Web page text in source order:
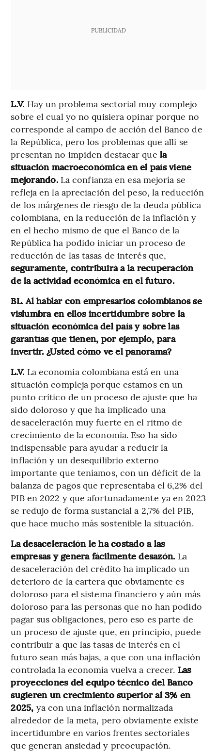
PUBLICIDAD
L.V. Hay un problema sectorial muy complejo
sobre el cual yo no quisiera opinar porque no
corresponde al campo de acción del Banco de
la República, pero los problemas que allí se
presentan no impiden destacar que la
situación macroeconómica en el país viene
mejorando.La confianza en esa mejoría se
refleja en la apreciación del peso, la reducción
de los márgenes de riesgo de la deuda pública
colombiana, en la reducción de la inflación y
en el hecho mismo de que el Banco de la
República ha podido iniciar un proceso de
reducción de las tasas de interés que,
seguramente, contribuirá a la recuperación
de la actividad económica en el futuro.
BL. Al hablar con empresarios colombianos se
vislumbra en ellos incertidumbre sobre la
situación económica del país y sobre las
garantías que tienen, por ejemplo, para
invertir. ¿Usted cómo ve el panorama?
L.V. La economía colombiana está en una
situación compleja porque estamos en un
punto crítico de un proceso de ajuste que ha
sido doloroso y que ha implicado una
desaceleración muy fuerte en el ritmo de
crecimiento de la economía. Eso ha sido
indispensable para ayudar a reducir la
inflación y un desequilibrio externo
importante que teníamos, con un déficit de la
balanza de pagos que representaba el 6,2% del
PIB en 2022 y que afortunadamente ya en 2023
se redujo de forma sustancial a 2,7% del PIB,
que hace mucho más sostenible la situación.
La desaceleración le ha costado a las
empresas y genera fácilmente desazón. La
desaceleración del crédito ha implicado un
deterioro de la cartera que obviamente es
doloroso para el sistema financiero y aún más
doloroso para las personas que no han podido
pagar sus obligaciones, pero eso es parte de
un proceso de ajuste que, en principio, puede
contribuir a que las tasas de interés en el
futuro sean más bajas, a que con una inflación
controlada la economía vuelva a crecer. Las
proyecciones del equipo técnico del Banco
sugieren un crecimiento superior al 3% en
2025, ya con una inflación normalizada
alrededor de la meta, pero obviamente existe
incertidumbre en varios frentes sectoriales
que generan ansiedad y preocupación.